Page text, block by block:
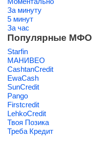
За минуту
5 минут
За час
Популярные МФО
Starfin
МАНИВЕО
CashtanCredit
EwaCash
SunCredit
Pango
Firstcredit
LehkoCredit
Твоя Позика
Треба Кредит